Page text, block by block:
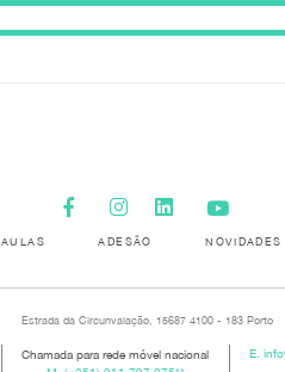
AULAS ADESÃO NOVIDADES
Estrada da Circunvalação, 15687 4100 - 183 Porto
Chamada para rede móvel nacional E.